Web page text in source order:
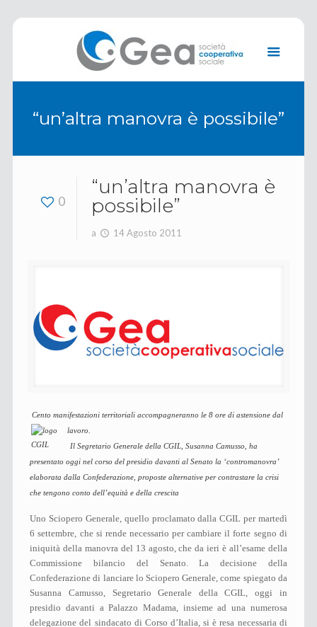
“un’altra manovra è possibile”
0
“un’altra manovra è
possibile”
a 14 Agosto 2011
Cento manifestazioni territoriali accompagneranno le 8 ore di astensione dal
lavoro.
Il Segretario Generale della CGIL,Susanna Camusso, ha
presentato oggi nel corso del presidio davanti al Senato la ‘contromanovra’
elaborata dalla Confederazione, proposte alternative per contrastare la crisi
che tengono conto dell’equità e della crescita
Uno Sciopero Generale, quello proclamato dalla CGIL per martedì
6 settembre, che si rende necessario per cambiare il forte segno di
iniquità della manovra del 13 agosto, che da ieri è all’esame della
Commissione bilancio del Senato. La decisione della
Confederazione di lanciare lo Sciopero Generale, come spiegato da
Susanna Camusso, Segretario Generale della CGIL, oggi in
presidio davanti a Palazzo Madama, insieme ad una numerosa
delegazione del sindacato di Corso d’Italia, si è resa necessaria di